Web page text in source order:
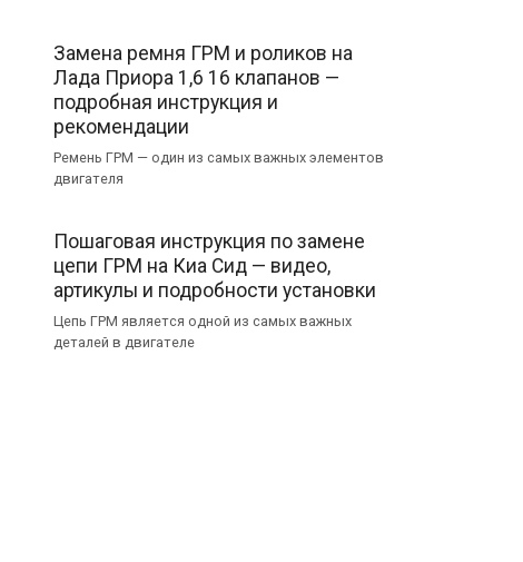
Замена ремня ГРМ и роликов на
Лада Приора 1,6 16 клапанов —
подробная инструкция и
рекомендации
Ремень ГРМ — один из самых важных элементов
двигателя
Пошаговая инструкция по замене
цепи ГРМ на Киа Сид — видео,
артикулы и подробности установки
Цепь ГРМ является одной из самых важных
деталей в двигателе